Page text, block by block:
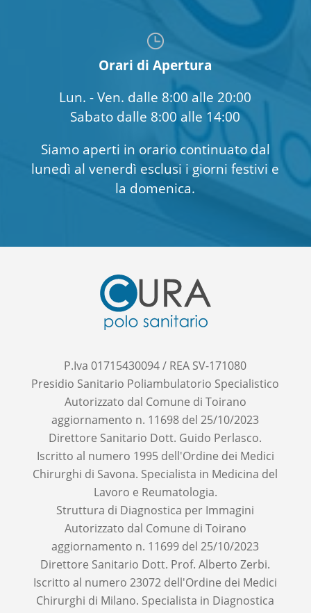
Orari di Apertura
Lun. - Ven. dalle 8:00 alle 20:00
Sabato dalle 8:00 alle 14:00
Siamo aperti in orario continuato dal
lunedì al venerdì esclusi i giorni festivi e
la domenica.
P.Iva 01715430094 / REA SV-171080
Presidio Sanitario Poliambulatorio Specialistico
Autorizzato dal Comune di Toirano
aggiornamento n. 11698 del 25/10/2023
Direttore Sanitario Dott. Guido Perlasco.
Iscritto al numero 1995 dell'Ordine dei Medici
Chirurghi di Savona. Specialista in Medicina del
Lavoro e Reumatologia.
Struttura di Diagnostica per Immagini
Autorizzato dal Comune di Toirano
aggiornamento n. 11699 del 25/10/2023
Direttore Sanitario Dott. Prof. Alberto Zerbi.
Iscritto al numero 23072 dell'Ordine dei Medici
Chirurghi di Milano. Specialista in Diagnostica